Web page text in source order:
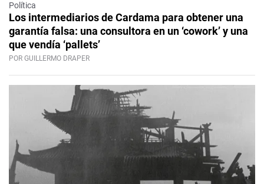
Política
Los intermediarios de Cardama para obtener una
garantía falsa: una consultora en un ‘cowork’ y una
que vendía ‘pallets’
POR GUILLERMO DRAPER